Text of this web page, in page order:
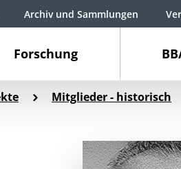
Forschung
Archiv und Sammlungen
Mitglieder - historisch